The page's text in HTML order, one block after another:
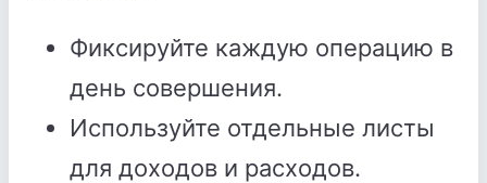
Фиксируйте каждую операцию в
день совершения.
Используйте отдельные листы
для доходов и расходов.